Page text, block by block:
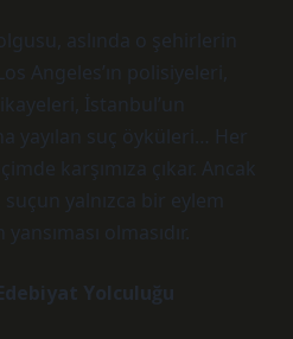
aslında o şehirlerin
Angeles’ın polisiyeleri,
İstanbul’un
yayılan suç öyküleri… Her
karşımıza çıkar. Ancak
yalnızca bir eylem
olmasıdır.
Yolculuğu